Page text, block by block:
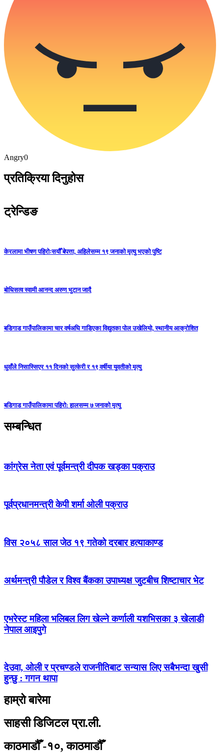
Angry0
प्रतिक्रिया दिनुहोस
ट्रेन्डिङ
केरलामा भीषण पहिरोःसयौँ बेपत्ता, अहिलेसम्म १९ जनाको मृत्यु भएको पुष्टि
बोधिसत्व स्वामी आनन्द अरुण भुटान जादै
बडिगाड गाउँपालिकामा चार वर्षअघि गाडिएका विद्युतका पोल उखेलियो, स्थानीय आक्रोशित
धुवाँले निसास्सिएर ११ दिनको सुत्केरी र १९ वर्षीया युवतीको मृत्यु
बडिगाड गाउँपालिकामा पहिरो: हालसम्म ७ जनाको मृत्यु
सम्बन्धित
कांग्रेस नेता एवं पूर्वमन्त्री दीपक खड्का पक्राउ
पूर्वप्रधानमन्त्री केपी शर्मा ओली पक्राउ
विस २०५८ साल जेठ १९ गतेको दरबार हत्याकाण्ड
अर्थमन्त्री पौडेल र विश्व बैंकका उपाध्यक्ष जुटबीच शिष्टाचार भेट
एभरेस्ट महिला भलिबल लिग खेल्ने कर्णाली यशभिसका ३ खेलाडी
नेपाल आइपुगे
देउवा, ओली र प्रचण्डले राजनीतिबाट सन्यास लिए सबैभन्दा खुसी
हुन्छु : गगन थापा
हाम्रो बारेमा
साहसी डिजिटल प्रा.ली.
काठमाडौँ -१०, काठमाडौँ